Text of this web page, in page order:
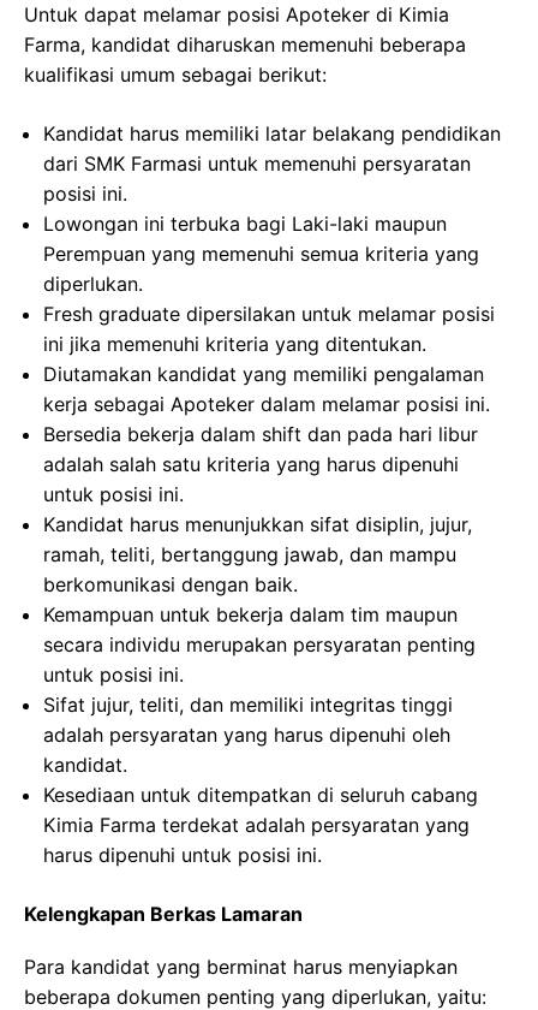
Untuk dapat melamar posisi Apoteker di Kimia
Farma, kandidat diharuskan memenuhi beberapa
kualifikasi umum sebagai berikut:
Kandidat harus memiliki latar belakang pendidikan
dari SMK Farmasi untuk memenuhi persyaratan
posisi ini.
Lowongan ini terbuka bagi Laki-laki maupun
Perempuan yang memenuhi semua kriteria yang
diperlukan.
Fresh graduate dipersilakan untuk melamar posisi
ini jika memenuhi kriteria yang ditentukan.
Diutamakan kandidat yang memiliki pengalaman
kerja sebagai Apoteker dalam melamar posisi ini.
Bersedia bekerja dalam shift dan pada hari libur
adalah salah satu kriteria yang harus dipenuhi
untuk posisi ini.
Kandidat harus menunjukkan sifat disiplin, jujur,
ramah, teliti, bertanggung jawab, dan mampu
berkomunikasi dengan baik.
Kemampuan untuk bekerja dalam tim maupun
secara individu merupakan persyaratan penting
untuk posisi ini.
Sifat jujur, teliti, dan memiliki integritas tinggi
adalah persyaratan yang harus dipenuhi oleh
kandidat.
Kesediaan untuk ditempatkan di seluruh cabang
Kimia Farma terdekat adalah persyaratan yang
harus dipenuhi untuk posisi ini.
Kelengkapan Berkas Lamaran
Para kandidat yang berminat harus menyiapkan
beberapa dokumen penting yang diperlukan, yaitu: